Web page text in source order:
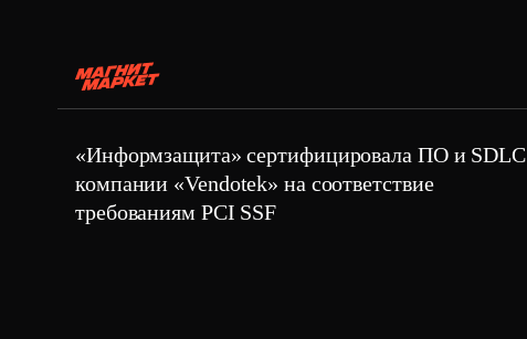
«Информзащита» сертифицировала ПО и SDLC
компании «Vendotek» на соответствие
требованиям PCI SSF